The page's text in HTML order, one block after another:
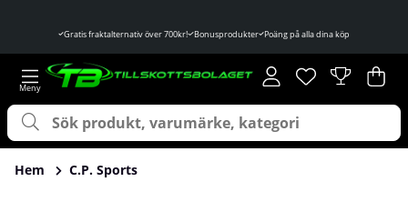
Gratis fraktalternativ över 700kr! Bonusprodukter Poäng på alla dina köp
Önskelista
Antal i
. .
Hem C.P. Sports